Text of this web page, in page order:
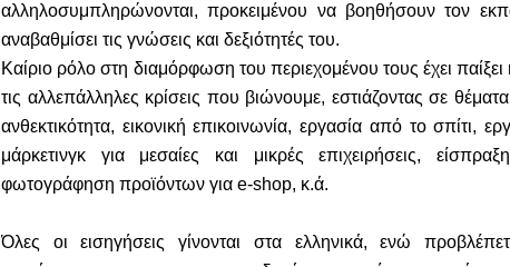
αλληλοσυμπληρώνονται, προκειμένου να βοηθήσουν τον
αναβαθμίσει τις γνώσεις και δεξιότητές του.
Καίριο ρόλο στη διαμόρφωση του περιεχομένου τους έχει
τις αλλεπάλληλες κρίσεις που βιώνουμε, εστιάζοντας σε
ανθεκτικότητα, εικονική επικοινωνία, εργασία από το σπίτι,
μάρκετινγκ για μεσαίες και μικρές επιχειρήσεις,
φωτογράφηση προϊόντων για e-shop, κ.ά.
Όλες οι εισηγήσεις γίνονται στα ελληνικά, ενώ